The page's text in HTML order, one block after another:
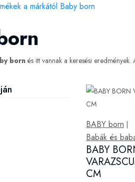
a márkától Baby born
bornés itt vannak a keresési eredmények.
BABY born
Babák és
BABY
CM